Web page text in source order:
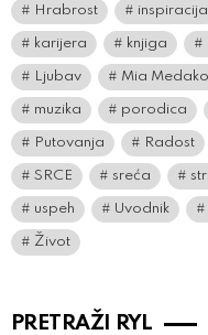
Hrabrost inspiracija
karijera knjiga
Ljubav Mia
muzika porodica
Putovanja Radost
SRCE sreća
uspeh Uvodnik
Život
PRETRAŽI RYL